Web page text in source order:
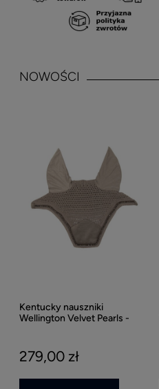
NOWOŚCI
Kentucky nauszniki
Wellington Velvet Pearls -
279,00 zł